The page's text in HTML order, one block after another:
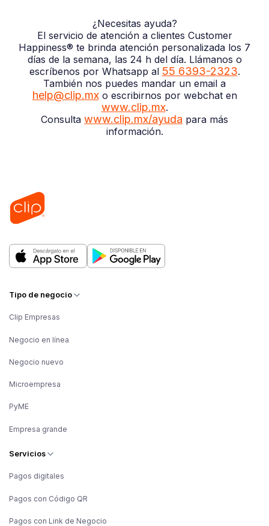
¿Necesitas ayuda?
El servicio de atención a clientes Customer
Happiness® te brinda atención personalizada los 7
días de la semana, las 24 h del día. Llámanos o
escríbenos por Whatsapp al 55 6393-2323.
También nos puedes mandar un email a
help@clip.mxo escribirnos por webchat en
www.clip.mx.
Consulta www.clip.mx/ayuda para más
información.
Servicios
Pagos digitales
Pagos con Código QR
Pagos con Link de Negocio
Tipo de negocio
Clip Empresas
Negocio en línea
Negocio nuevo
Microempresa
PyME
Empresa grande